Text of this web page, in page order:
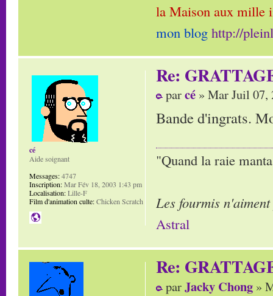
la Maison aux mille
mon blog http://
Re:
parcé » Mar Juil 07,
Bande d'ingrats.
"Quand la raie
Les fourmis
Astral
cé
Aide soignant
Messages:4747
Inscription:Mar Fév 18, 2003 1:43 pm
Localisation:Lille-F
Film d'animation culte:Chicken Scratch
Re:
parJacky Chong »